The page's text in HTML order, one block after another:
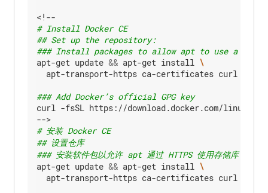
高
可
用
集
群
使
kubeadm
创
建
一
个
高
可
用
etcd
# Install Docker CE
## Set up the repository:
### Install packages to allow apt to use a
apt-get update && apt-get install
\
apt-transport-https ca-certificates curl
### Add Docker’s official GPG key
curl -fsSL https://download.docker.com/linux/
-->
# 安装 Docker CE
## 设置仓库
### 安装软件包以允许 apt 通过 HTTPS 使用存储库
apt-get update && apt-get install
\
apt-transport-https ca-certificates curl